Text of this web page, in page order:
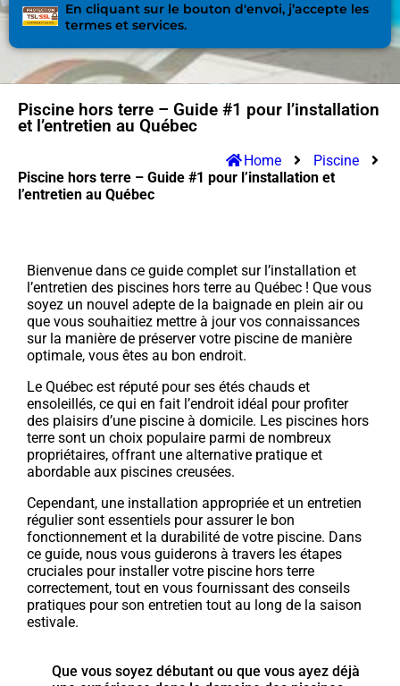
En cliquant sur le bouton d'envoi, j’accepte les
termes et services.
Piscine hors terre – Guide #1 pour l’installation
et l’entretien au Québec
Home
Piscine
Piscine hors terre – Guide #1 pour l’installation et
l’entretien au Québec
Bienvenue dans ce guide complet sur l’installation et
l’entretien des piscines hors terre au Québec ! Que vous
soyez un nouvel adepte de la baignade en plein air ou
que vous souhaitiez mettre à jour vos connaissances
sur la manière de préserver votre piscine de manière
optimale, vous êtes au bon endroit.
Le Québec est réputé pour ses étés chauds et
ensoleillés, ce qui en fait l’endroit idéal pour profiter
des plaisirs d’une piscine à domicile. Les piscines hors
terre sont un choix populaire parmi de nombreux
propriétaires, offrant une alternative pratique et
abordable aux piscines creusées.
Cependant, une installation appropriée et un entretien
régulier sont essentiels pour assurer le bon
fonctionnement et la durabilité de votre piscine. Dans
ce guide, nous vous guiderons à travers les étapes
cruciales pour installer votre piscine hors terre
correctement, tout en vous fournissant des conseils
pratiques pour son entretien tout au long de la saison
estivale.
Que vous soyez débutant ou que vous ayez déjà